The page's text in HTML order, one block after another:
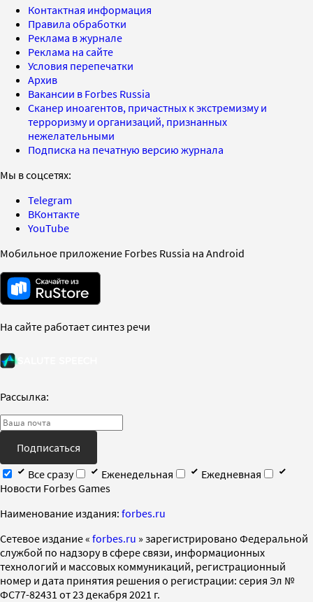
Контактная информация
Правила обработки
Реклама в журнале
Реклама на сайте
Условия перепечатки
Архив
Вакансии в Forbes Russia
Сканер иноагентов, причастных к экстремизму и
терроризму и организаций, признанных
нежелательными
Подписка на печатную версию журнала
Мы в соцсетях:
Telegram
ВКонтакте
YouTube
Мобильное приложение Forbes Russia на Android
На сайте работает синтез речи
Рассылка:
Подписаться
Все сразу
Еженедельная
Ежедневная
Новости Forbes Games
Наименование издания: forbes.ru
Cетевое издание « forbes.ru » зарегистрировано Федеральной
службой по надзору в сфере связи, информационных
технологий и массовых коммуникаций, регистрационный
номер и дата принятия решения о регистрации: серия Эл №
ФС77-82431 от 23 декабря 2021 г.